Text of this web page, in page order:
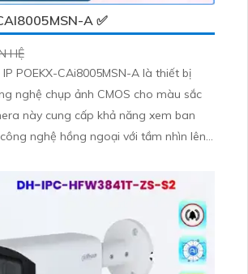
A ✅
HỆ
POEKX-CAi8005MSN-A là thiết bị
nghệ chụp ảnh CMOS cho màu sắc
nghệ hồng ngoại với tầm nhìn lên
ảnh sắc nét. Đặc biệt, camera
nghệ hình ảnh sắc nét với độ phân giải